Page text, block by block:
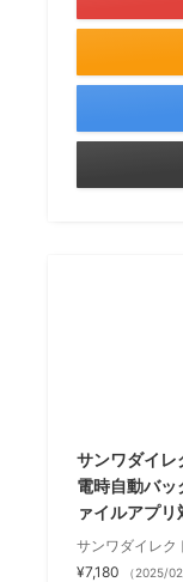
サンワダイ
電時自動バ
ァイルアプ
サンワダイレク
¥7,180
（2025/